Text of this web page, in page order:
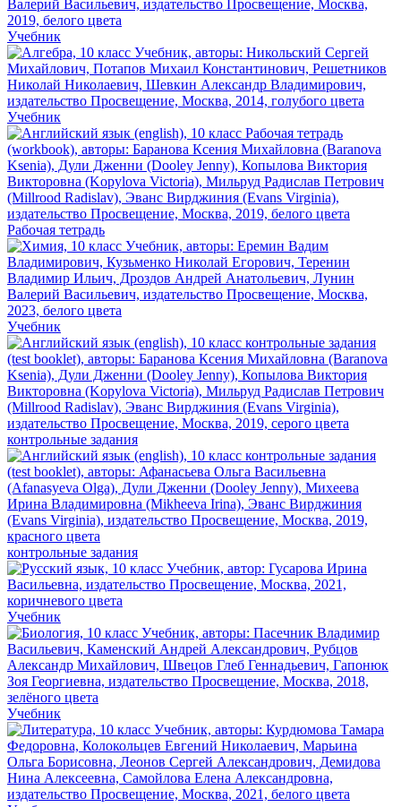
Учебник
Учебник
Рабочая тетрадь
Учебник
контрольные задания
контрольные задания
Учебник
Учебник